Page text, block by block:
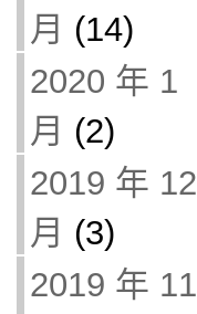
月 (14)
2020 年 1
月 (2)
2019 年 12
月 (3)
2019 年 11